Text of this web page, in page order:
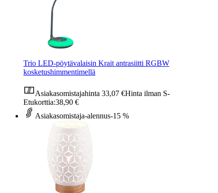
Trio LED-pöytävalaisin Krait antrasiitti RGBW
kosketushimmentimellä
Asiakasomistajahinta 33,07 €Hinta ilman S-
Etukorttia:38,90 €
Asiakasomistaja-alennus-15 %